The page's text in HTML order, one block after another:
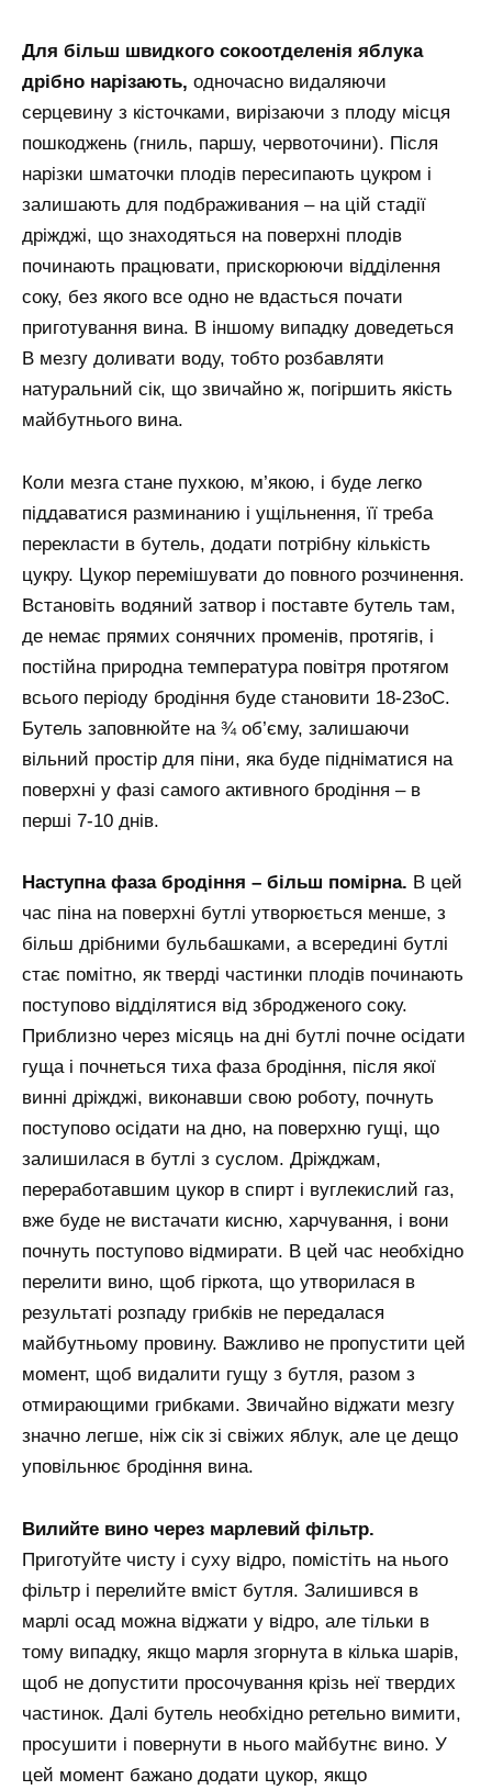
Для більш швидкого сокоотделенія яблука
дрібно нарізають, одночасно видаляючи
серцевину з кісточками, вирізаючи з плоду місця
пошкоджень (гниль, паршу, червоточини). Після
нарізки шматочки плодів пересипають цукром і
залишають для подбраживания – на цій стадії
дріжджі, що знаходяться на поверхні плодів
починають працювати, прискорюючи відділення
соку, без якого все одно не вдасться почати
приготування вина. В іншому випадку доведеться
В мезгу доливати воду, тобто розбавляти
натуральний сік, що звичайно ж, погіршить якість
майбутнього вина.
Коли мезга стане пухкою, м’якою, і буде легко
піддаватися разминанию і ущільнення, її треба
перекласти в бутель, додати потрібну кількість
цукру. Цукор перемішувати до повного розчинення.
Встановіть водяний затвор і поставте бутель там,
де немає прямих сонячних променів, протягів, і
постійна природна температура повітря протягом
всього періоду бродіння буде становити 18-23оС.
Бутель заповнюйте на ¾ об’єму, залишаючи
вільний простір для піни, яка буде підніматися на
поверхні у фазі самого активного бродіння – в
перші 7-10 днів.
Наступна фаза бродіння – більш помірна. В цей
час піна на поверхні бутлі утворюється менше, з
більш дрібними бульбашками, а всередині бутлі
стає помітно, як тверді частинки плодів починають
поступово відділятися від збродженого соку.
Приблизно через місяць на дні бутлі почне осідати
гуща і почнеться тиха фаза бродіння, після якої
винні дріжджі, виконавши свою роботу, почнуть
поступово осідати на дно, на поверхню гущі, що
залишилася в бутлі з суслом. Дріжджам,
переработавшим цукор в спирт і вуглекислий газ,
вже буде не вистачати кисню, харчування, і вони
почнуть поступово відмирати. В цей час необхідно
перелити вино, щоб гіркота, що утворилася в
результаті розпаду грибків не передалася
майбутньому провину. Важливо не пропустити цей
момент, щоб видалити гущу з бутля, разом з
отмирающими грибками. Звичайно віджати мезгу
значно легше, ніж сік зі свіжих яблук, але це дещо
уповільнює бродіння вина.
Вилийте вино через марлевий фільтр.
Приготуйте чисту і суху відро, помістіть на нього
фільтр і перелийте вміст бутля. Залишився в
марлі осад можна віджати у відро, але тільки в
тому випадку, якщо марля згорнута в кілька шарів,
щоб не допустити просочування крізь неї твердих
частинок. Далі бутель необхідно ретельно вимити,
просушити і повернути в нього майбутнє вино. У
цей момент бажано додати цукор, якщо